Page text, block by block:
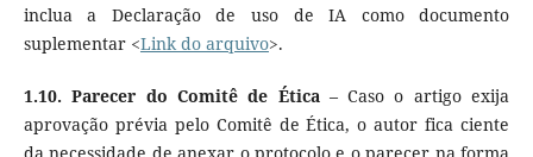
inclua a Declaração de uso de IA como documento
suplementar <Link do arquivo>.
1.10. Parecer do Comitê de Ética– Caso o artigo exija
aprovação prévia pelo Comitê de Ética, o autor fica ciente